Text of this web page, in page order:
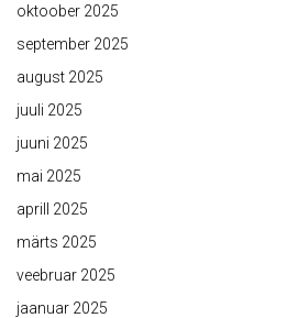
oktoober 2025
september 2025
august 2025
juuli 2025
juuni 2025
mai 2025
aprill 2025
märts 2025
veebruar 2025
jaanuar 2025